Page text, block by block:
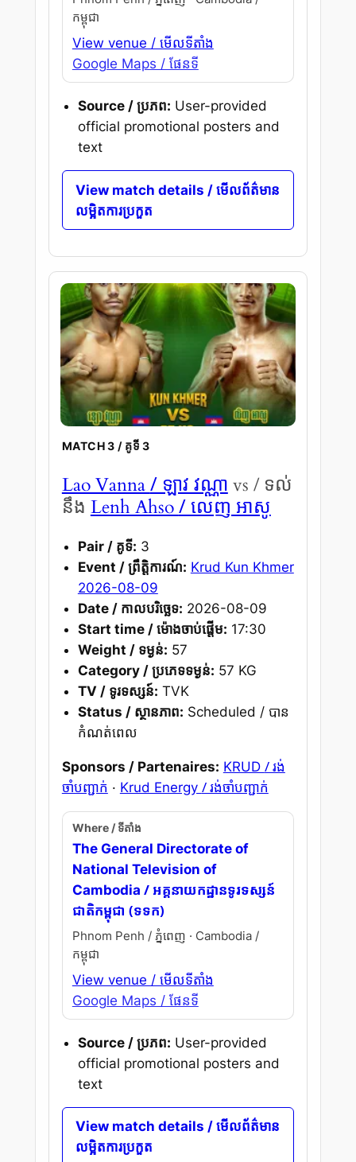
កម្ពុជា
View venue / មើលទីតាំង
Google Maps / ផែនទី
Source / ប្រភព: User-provided
official promotional posters and
text
View match details / មើលព័ត៌មាន
លម្អិតការប្រកួត
MATCH 3 / គូទី 3
Lao Vanna/ ឡាវ វណ្ណា vs / ទល់
នឹង Lenh Ahso/ លេញ អាសូ
Pair / គូទី: 3
Event / ព្រឹត្តិការណ៍: Krud Kun Khmer
2026-08-09
Date / កាលបរិច្ឆេទ: 2026-08-09
Start time / ម៉ោងចាប់ផ្តើម: 17:30
Weight / ទម្ងន់: 57
Category / ប្រភេទទម្ងន់: 57 KG
TV / ទូរទស្សន៍: TVK
Status / ស្ថានភាព: Scheduled / បាន
កំណត់ពេល
Sponsors / Partenaires: KRUD / រង់
ចាំបញ្ជាក់ · Krud Energy / រង់ចាំបញ្ជាក់
Where / ទីតាំង
The General Directorate of
National Television of
Cambodia / អគ្គនាយកដ្ឋានទូរទស្សន៍
ជាតិកម្ពុជា (ទទក)
Phnom Penh / ភ្នំពេញ · Cambodia /
កម្ពុជា
View venue / មើលទីតាំង
Google Maps / ផែនទី
Source / ប្រភព: User-provided
official promotional posters and
text
View match details / មើលព័ត៌មាន
លម្អិតការប្រកួត